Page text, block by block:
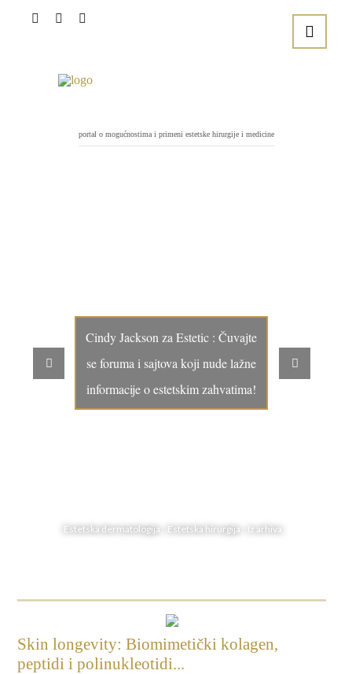
portal o mogućnostima i primeni estetske hirurgije i medicine
Cindy Jackson za Estetic : Čuvajte
se foruma i sajtova koji nude lažne
informacije o estetskim zahvatima!
Estetska dermatologija, Estetska hirurgija, Iz arhiva
Skin longevity: Biomimetički kolagen,
peptidi i polinukleotidi...